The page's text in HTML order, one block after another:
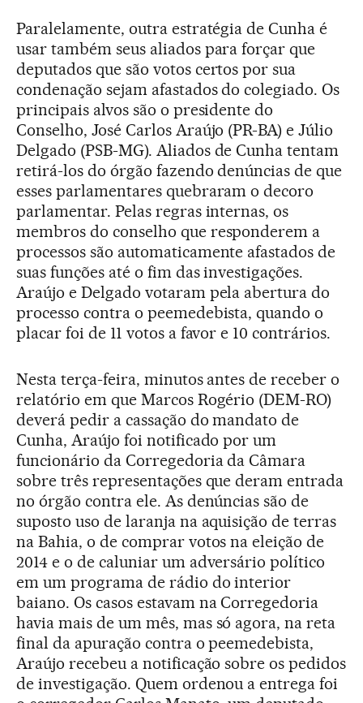
Paralelamente, outra estratégia de Cunha é
usar também seus aliados para forçar que
deputados que são votos certos por sua
condenação sejam afastados do colegiado. Os
principais alvos são o presidente do
Conselho, José Carlos Araújo (PR-BA) e Júlio
Delgado (PSB-MG). Aliados de Cunha tentam
retirá-los do órgão fazendo denúncias de que
esses parlamentares quebraram o decoro
parlamentar. Pelas regras internas, os
membros do conselho que responderem a
processos são automaticamente afastados de
suas funções até o fim das investigações.
Araújo e Delgado votaram pela abertura do
processo contra o peemedebista, quando o
placar foi de 11 votos a favor e 10 contrários.
Nesta terça-feira, minutos antes de receber o
relatório em que Marcos Rogério (DEM-RO)
deverá pedir a cassação do mandato de
Cunha, Araújo foi notificado por um
funcionário da Corregedoria da Câmara
sobre três representações que deram entrada
no órgão contra ele. As denúncias são de
suposto uso de laranja na aquisição de terras
na Bahia, o de comprar votos na eleição de
2014 e o de caluniar um adversário político
em um programa de rádio do interior
baiano. Os casos estavam na Corregedoria
havia mais de um mês, mas só agora, na reta
final da apuração contra o peemedebista,
Araújo recebeu a notificação sobre os pedidos
de investigação. Quem ordenou a entrega foi